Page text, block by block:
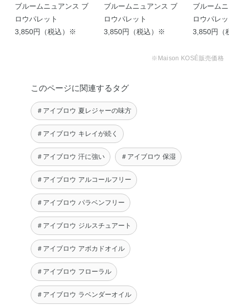
ブルームニュアンス ブ
ロウパレット
3,850円（税込）※
ブルームニュアンス ブ
ロウパレット
3,850円（税込）※
ブルーム
ロウパレ
3,850円（
※Maison KOSÉ販売価格
このページに関連するタグ
＃アイブロウ 夏レジャーの味方
＃アイブロウ キレイが続く
＃アイブロウ 汗に強い ＃アイブロウ 保湿
＃アイブロウ アルコールフリー
＃アイブロウ パラベンフリー
＃アイブロウ ジルスチュアート
＃アイブロウ アボカドオイル
＃アイブロウ フローラル
＃アイブロウ ラベンダーオイル